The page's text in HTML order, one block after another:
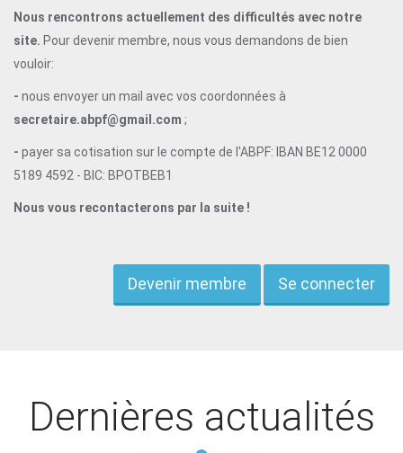
Nous rencontrons actuellement des difficultés avec notre
site. Pour devenir membre, nous vous demandons de bien
vouloir:
- nous envoyer un mail avec vos coordonnées à
secretaire.abpf@gmail.com ;
- payer sa cotisation sur le compte de l'ABPF: IBAN BE12 0000
5189 4592 - BIC: BPOTBEB1
Nous vous recontacterons par la suite !
Devenir membre Se connecter
Dernières actualités